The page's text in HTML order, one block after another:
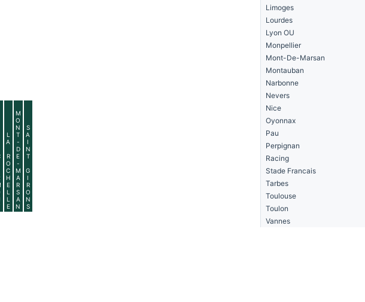
L
A
R
O
C
H
E
L
L
E
M
O
N
T
-
D
E
-
M
A
R
S
A
N
S
A
I
N
T
G
I
R
O
N
S
Limoges
Lourdes
Lyon OU
Monpellier
Mont-De-Marsan
Montauban
Narbonne
Nevers
Nice
Oyonnax
Pau
Perpignan
Racing
Stade Francais
Tarbes
Toulouse
Toulon
Vannes